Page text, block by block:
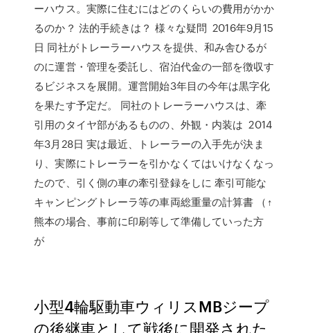
ーハウス。実際に住むにはどのくらいの費用がかか
るのか？ 法的手続きは？ 様々な疑問 2016年9月15
日 同社がトレーラーハウスを提供、和み舎ひるが
のに運営・管理を委託し、宿泊代金の一部を徴収す
るビジネスを展開。運営開始3年目の今年は黒字化
を果たす予定だ。 同社のトレーラーハウスは、牽
引用のタイヤ部があるものの、外観・内装は 2014
年3月28日 実は最近、トレーラーの入手先が決ま
り、実際にトレーラーを引かなくてはいけなくなっ
たので、引く側の車の牽引登録をしに 牽引可能な
キャンピングトレーラ等の車両総重量の計算書 （↑
熊本の場合、事前に印刷等して準備していった方
が
小型4輪駆動車ウィリスMBジープ
の後継車として戦後に開発された